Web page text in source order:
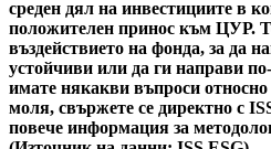
среден дял на инвестициите в
положителен принос към ЦУР.
въздействието на фонда, за да
устойчиви или да ги направи
имате някакви въпроси
моля, свържете се директно с
повече информация за